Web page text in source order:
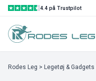
4.4 på Trustpilot
Rodes Leg > Legetøj & Gadgets